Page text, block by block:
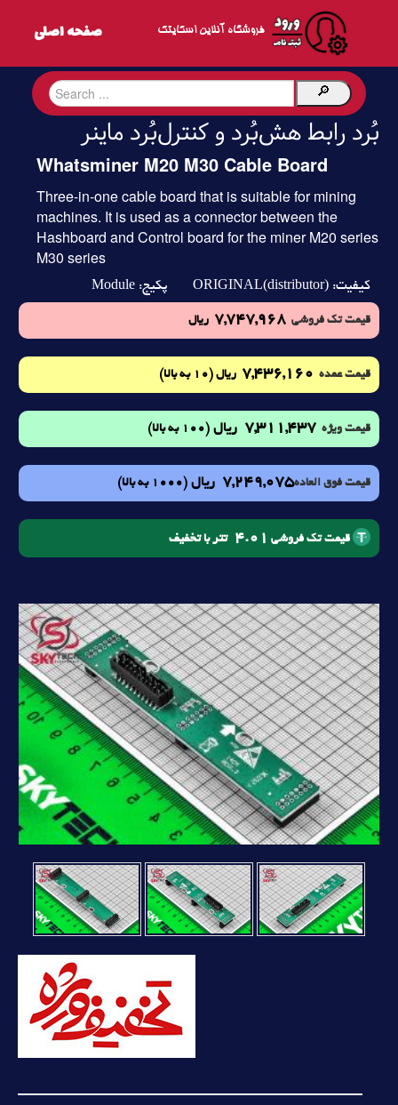
فروشگاه آنلاین اسکایتک
بُرد رابط هش‌بُرد و کنترل‌بُرد ماینر
Whatsminer M20 M30 Cable Board
Three-in-one cable board that is suitable for mining
machines. It is used as a connector between the
Hashboard and Control board for the miner M20 series
M30 series
کیفیت: ORIGINAL(distributor) پکیج: Module
قیمت تک فروشی 7,747,968 ریال
قیمت عمده 7,436,160 ریال (10 به بالا)
قیمت ویژه 7,311,437 ریال (100 به بالا)
قیمت فوق العاده7,249,075 ریال (1000 به بالا)
قیمت تک فروشی 4.01 تتر با تخفیف